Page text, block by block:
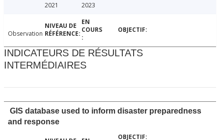
2021
2023
Observation
INDICATEURS DE RÉSULTATS
INTERMÉDIAIRES
GIS database used to inform disaster preparedness
and response